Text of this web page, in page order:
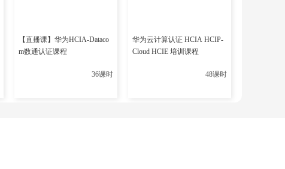
【直播课】华为HCIA-Dataco
m数通认证课程
36课时
华为云计算认证 HCIA HCIP-
Cloud HCIE 培训课程
48课时